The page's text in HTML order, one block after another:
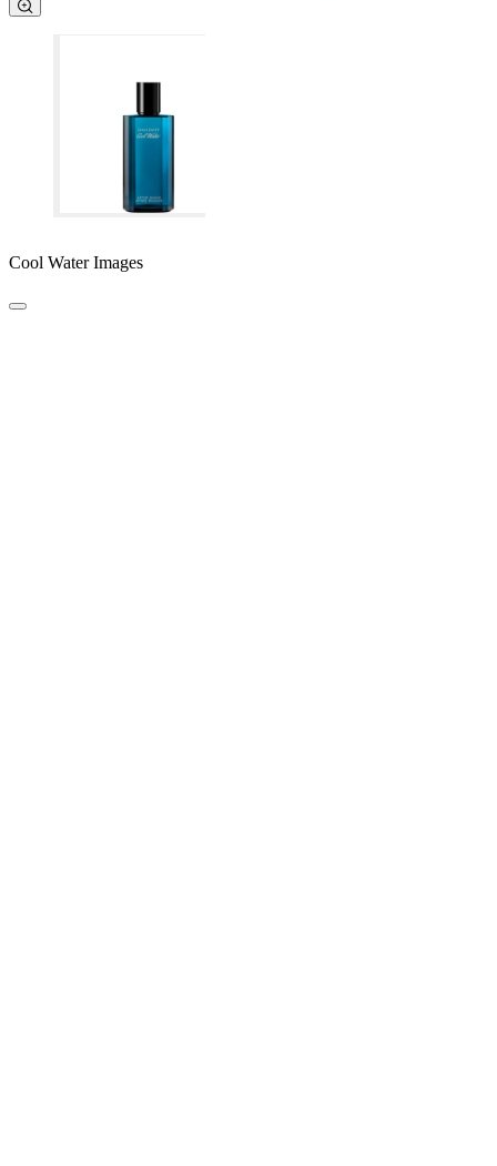
Cool Water Images